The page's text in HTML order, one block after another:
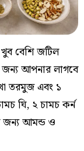
বেশি জটিল
আপনার লাগবে
তরমুজ এবং ১
ঘি, ২ চামচ কর্ন
জন্য আমন্ড ও